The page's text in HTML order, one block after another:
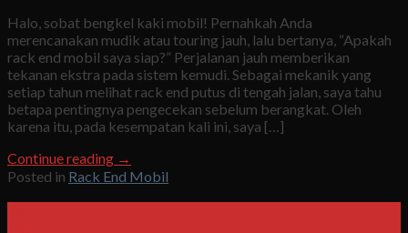
Halo, sobat bengkel kaki mobil! Pernahkah Anda
merencanakan mudik atau touring jauh, lalu bertanya, “Apakah
rack end mobil saya siap?” Perjalanan jauh memberikan
tekanan ekstra pada sistem kemudi. Sebagai mekanik yang
setiap tahun melihat rack end putus di tengah jalan, saya tahu
betapa pentingnya pengecekan sebelum berangkat. Oleh
karena itu, pada kesempatan kali ini, saya […]
Continue reading →
Posted in Rack End Mobil